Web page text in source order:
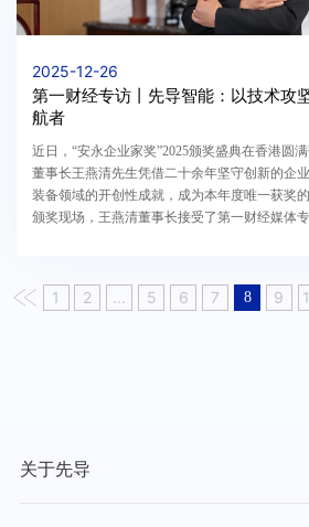
2025-12-26
第一财经专访丨先导智能：以技术攻
航者
近日，“安永企业家奖”2025颁奖盛典在香港圆
董事长王燕清先生凭借二十余年坚守创新的企
装备领域的开创性成就，成为本年度唯一获奖
颁奖现场，王燕清董事长接受了第一财经媒体
1 2 ... 5 6 7 8 9
关于先导